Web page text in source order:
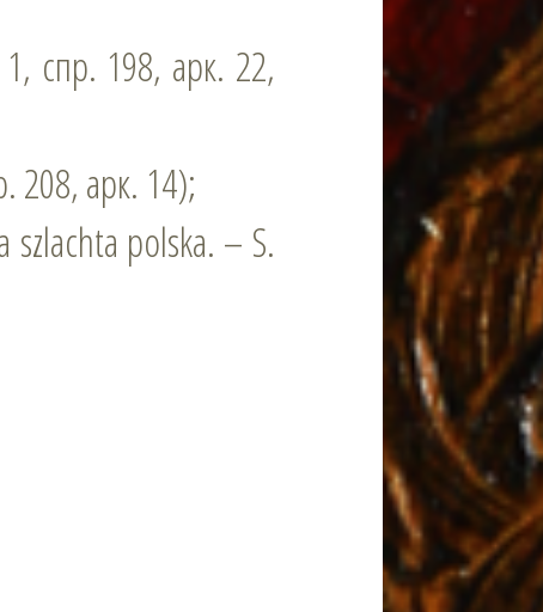
спр. 198, арк. 22,
208, арк. 14);
polska. – S.